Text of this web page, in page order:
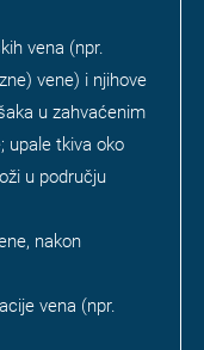
vena (npr.
vene) i njihove
u zahvaćenim
upale tkiva oko
u području
nakon
vena (npr.